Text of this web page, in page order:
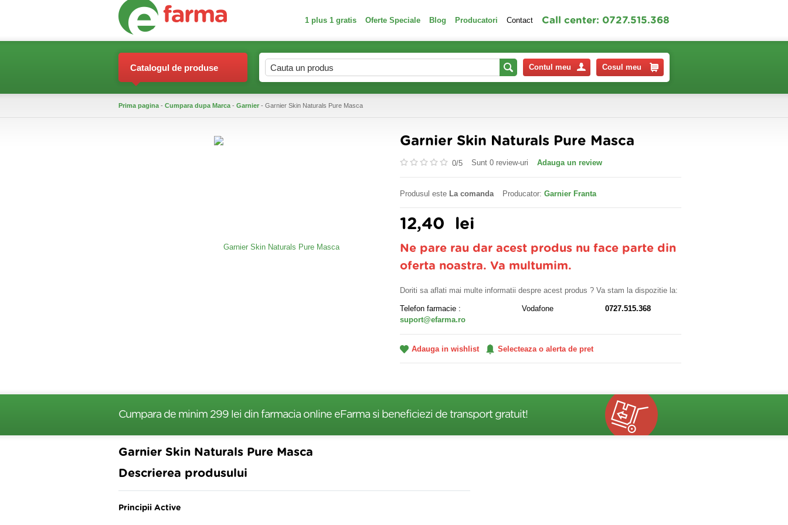
1 plus 1 gratis Oferte Speciale Blog Producatori Contact Call center: 0727.515.368
Catalogul de produse Contul meu Cosul meu
Prima pagina - Cumpara dupa Marca - Garnier - Garnier Skin Naturals Pure Masca
Garnier Skin Naturals Pure Masca
0/5 Sunt 0 review-uri Adauga un review
Produsul este La comanda Producator: Garnier Franta
12,40 lei
Ne pare rau dar acest produs nu face parte din
oferta noastra. Va multumim.
Doriti sa aflati mai multe informatii despre acest produs ? Va stam la dispozitie la:
Telefon farmacie : Vodafone
0727.515.368
suport@efarma.ro
Adauga in wishlist Selecteaza o alerta de pret
Cumpara de minim 299 lei din farmacia online eFarma si beneficiezi de transport gratuit!
Garnier Skin Naturals Pure Masca
Descrierea produsului
Principii Active